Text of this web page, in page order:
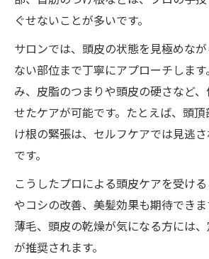
ぐせないことが多いです。
サロンでは、頭皮の状態を見極めな
ない部位まで丁寧にアプローチしま
み、皮脂のつまりや頭皮の硬さなど
せたケアが可能です。たとえば、頭
け根の緊張は、セルフケアでは見逃
です。
こうしたプロによる頭皮ケアを受け
やコシの改善、美髪効果も期待でき
薄毛、頭皮の乾燥が気になる方には
が推奨されます。